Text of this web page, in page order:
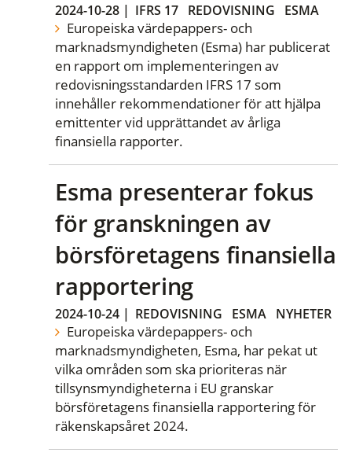
2024-10-28 | IFRS 17 REDOVISNING ESMA
Europeiska värdepappers- och
marknadsmyndigheten (Esma) har publicerat
en rapport om implementeringen av
redovisningsstandarden IFRS 17 som
innehåller rekommendationer för att hjälpa
emittenter vid upprättandet av årliga
finansiella rapporter.
Esma presenterar fokus
för granskningen av
börsföretagens finansiella
rapportering
2024-10-24 | REDOVISNING ESMA NYHETER
Europeiska värdepappers- och
marknadsmyndigheten, Esma, har pekat ut
vilka områden som ska prioriteras när
tillsynsmyndigheterna i EU granskar
börsföretagens finansiella rapportering för
räkenskapsåret 2024.